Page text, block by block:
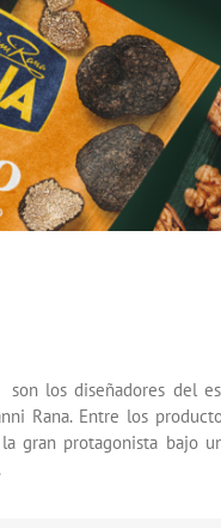
los diseñadores del
Rana. Entre los
gran protagonista bajo